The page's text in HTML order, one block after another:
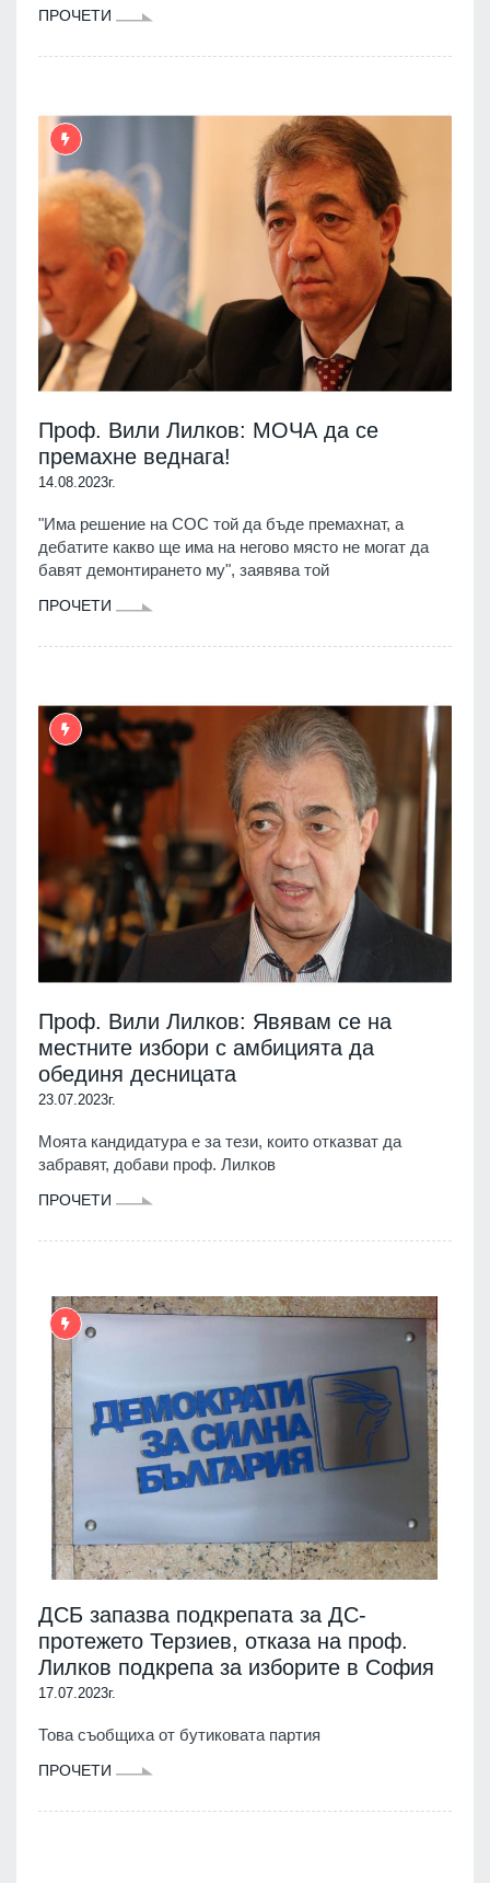
ПРОЧЕТИ
Проф. Вили Лилков: МОЧА да се
премахне веднага!
14.08.2023г.
"Има решение на СОС той да бъде премахнат, а
дебатите какво ще има на негово място не могат да
бавят демонтирането му", заявява той
ПРОЧЕТИ
Проф. Вили Лилков: Явявам се на
местните избори с амбицията да
обединя десницата
23.07.2023г.
Моята кандидатура е за тези, които отказват да
забравят, добави проф. Лилков
ПРОЧЕТИ
ДСБ запазва подкрепата за ДС-
протежето Терзиев, отказа на проф.
Лилков подкрепа за изборите в София
17.07.2023г.
Това съобщиха от бутиковата партия
ПРОЧЕТИ